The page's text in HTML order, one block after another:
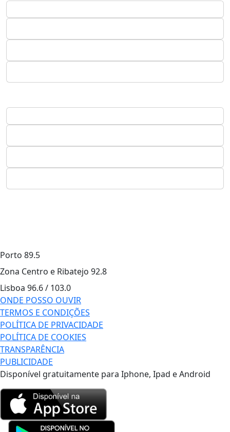
Porto 89.5
Zona Centro e Ribatejo 92.8
Lisboa 96.6 / 103.0
ONDE POSSO OUVIR
TERMOS E CONDIÇÕES
POLÍTICA DE PRIVACIDADE
POLÍTICA DE COOKIES
TRANSPARÊNCIA
PUBLICIDADE
Disponível gratuitamente para Iphone, Ipad e Android